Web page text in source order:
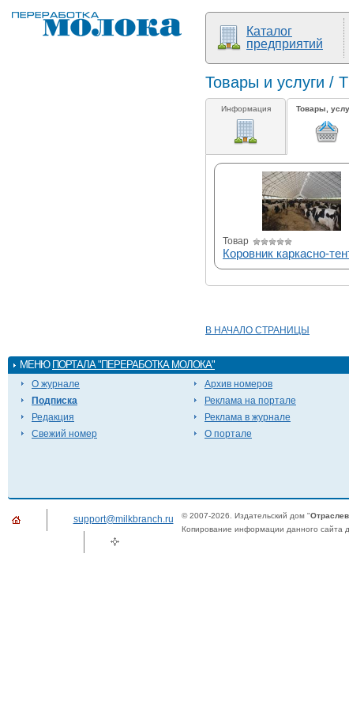
Каталог
предприятий
Товары и услуги
Информация Товары,
Товар
Коровник каркасно-
В НАЧАЛО СТРАНИЦЫ
МЕНЮ ПОРТАЛА "ПЕРЕРАБОТКА МОЛОКА"
О журнале
Подписка
Редакция
Свежий номер
Архив номеров
Реклама на портале
Реклама в журнале
О портале
support@milkbranch.ru © 2007-2026. Издательский дом "
Копирование информации данного сайта